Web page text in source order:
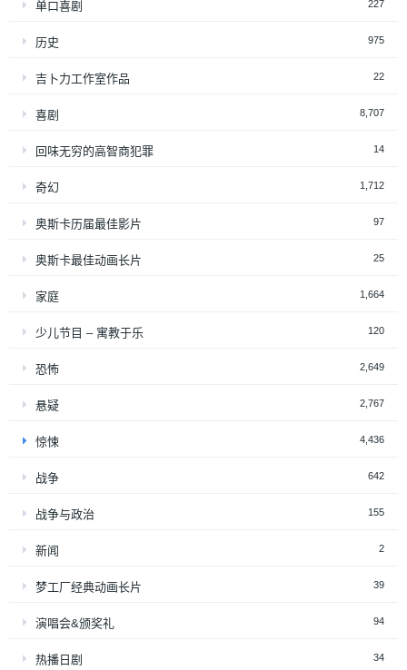
单口喜剧 227
历史 975
吉卜力工作室作品 22
喜剧 8,707
回味无穷的高智商犯罪 14
奇幻 1,712
奥斯卡历届最佳影片 97
奥斯卡最佳动画长片 25
家庭 1,664
少儿节目 – 寓教于乐 120
恐怖 2,649
悬疑 2,767
惊悚 4,436
战争 642
战争与政治 155
新闻 2
梦工厂经典动画长片 39
演唱会&颁奖礼 94
热播日剧 34